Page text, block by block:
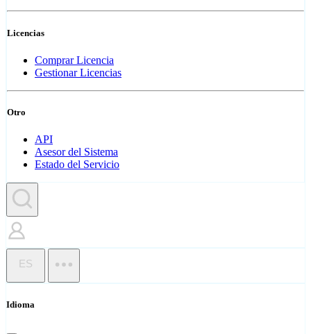
Licencias
Comprar Licencia
Gestionar Licencias
Otro
API
Asesor del Sistema
Estado del Servicio
ES
Idioma